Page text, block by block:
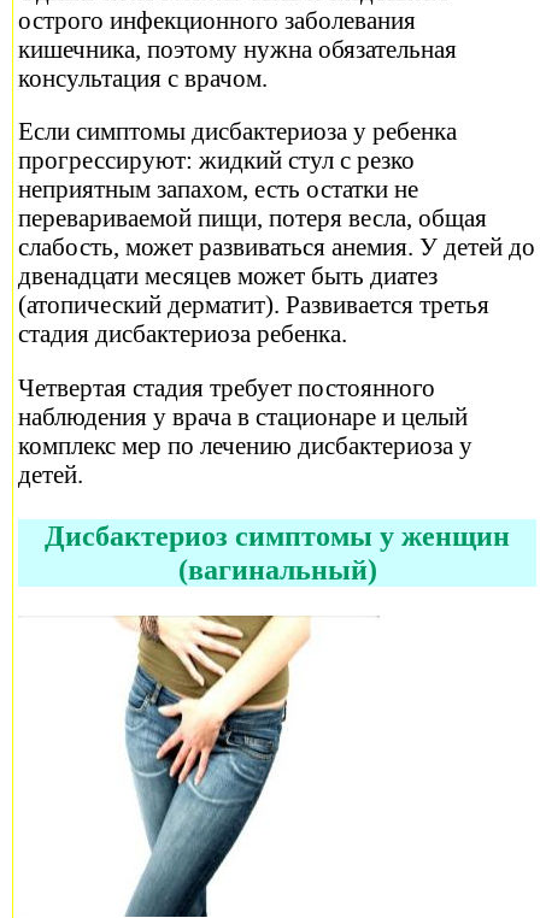
острого инфекционного заболевания
кишечника, поэтому нужна обязательная
консультация с врачом.
Если симптомы дисбактериоза у ребенка
прогрессируют: жидкий стул с резко
неприятным запахом, есть остатки не
перевариваемой пищи, потеря весла, общая
слабость, может развиваться анемия. У детей до
двенадцати месяцев может быть диатез
(атопический дерматит). Развивается третья
стадия дисбактериоза ребенка.
Четвертая стадия требует постоянного
наблюдения у врача в стационаре и целый
комплекс мер по лечению дисбактериоза у
детей.
Дисбактериоз симптомы у женщин
(вагинальный)